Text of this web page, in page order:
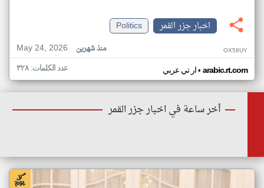
اخبار جزر القمر
Politics
May 24, 2026
منذ شهرين OX58UY
ار تي عربي• arabic.rt.com عدد الكلمات: ٣٢٨
أخر ساعة في اخبار جزر القمر